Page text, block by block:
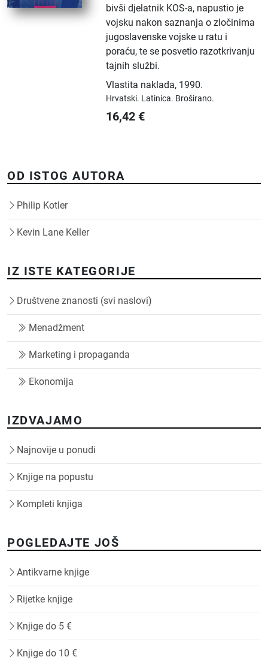
bivši djelatnik KOS-a, napustio je
vojsku nakon saznanja o zločinima
jugoslavenske vojske u ratu i
poraću, te se posvetio razotkrivanju
tajnih službi.
Vlastita naklada, 1990.
Hrvatski. Latinica. Broširano.
16,42 €
OD ISTOG AUTORA
Philip Kotler
Kevin Lane Keller
IZ ISTE KATEGORIJE
Društvene znanosti (svi naslovi)
Menadžment
Marketing i propaganda
Ekonomija
IZDVAJAMO
Najnovije u ponudi
Knjige na popustu
Kompleti knjiga
POGLEDAJTE JOŠ
Antikvarne knjige
Rijetke knjige
Knjige do 5 €
Knjige do 10 €